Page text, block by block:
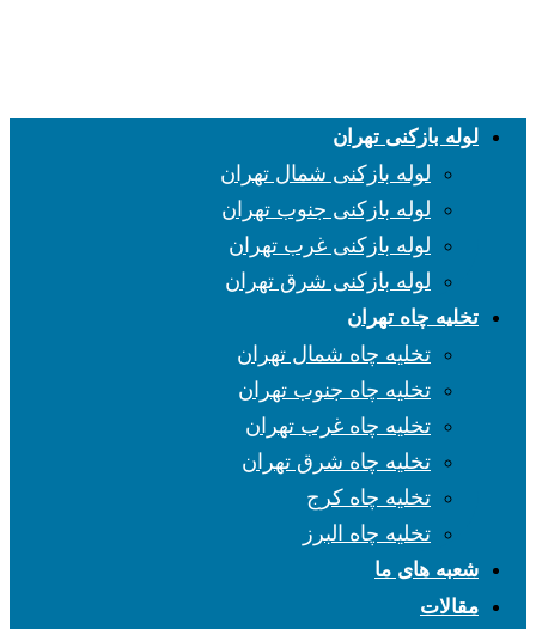
لوله بازکنی تهران
لوله بازکنی شمال تهران
لوله بازکنی جنوب تهران
لوله بازکنی غرب تهران
لوله بازکنی شرق تهران
تخلیه چاه تهران
تخلیه چاه شمال تهران
تخلیه چاه جنوب تهران
تخلیه چاه غرب تهران
تخلیه چاه شرق تهران
تخلیه چاه کرج
تخلیه چاه البرز
شعبه های ما
مقالات